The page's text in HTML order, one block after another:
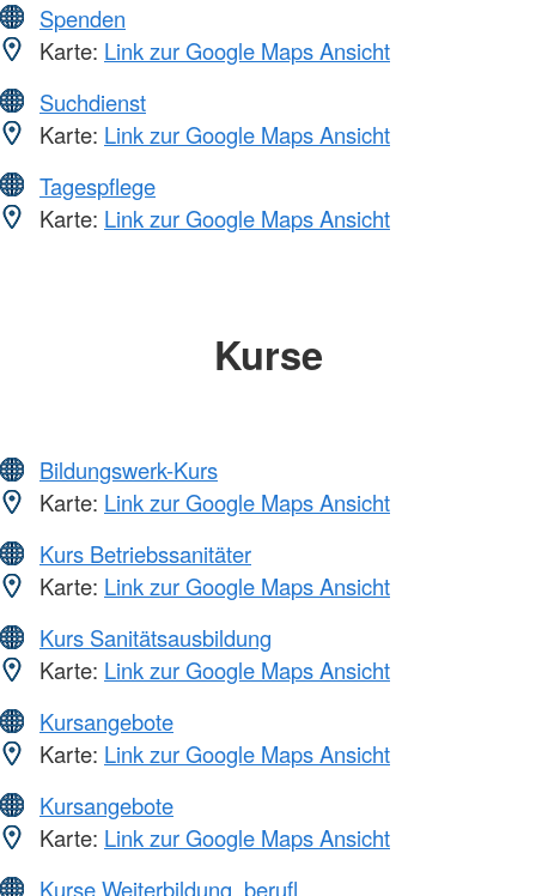
Spenden
Karte: Link zur Google Maps Ansicht
Suchdienst
Karte: Link zur Google Maps Ansicht
Tagespflege
Karte: Link zur Google Maps Ansicht
Kurse
Bildungswerk-Kurs
Karte: Link zur Google Maps Ansicht
Kurs Betriebssanitäter
Karte: Link zur Google Maps Ansicht
Kurs Sanitätsausbildung
Karte: Link zur Google Maps Ansicht
Kursangebote
Karte: Link zur Google Maps Ansicht
Kursangebote
Karte: Link zur Google Maps Ansicht
Kurse Weiterbildung, berufl.